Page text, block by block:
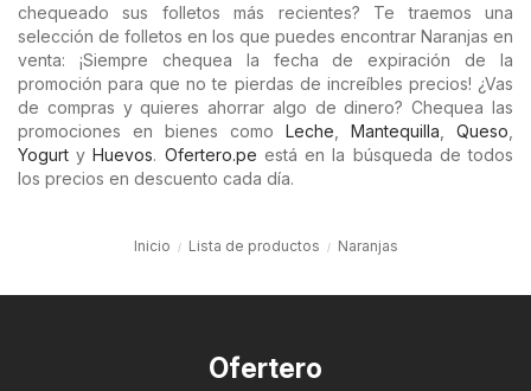
chequeado sus folletos más recientes? Te traemos una
selección de folletos en los que puedes encontrar Naranjas en
venta: ¡Siempre chequea la fecha de expiración de la
promoción para que no te pierdas de increíbles precios! ¿Vas
de compras y quieres ahorrar algo de dinero? Chequea las
promociones en bienes como Leche Mantequilla Queso
Yogurt yHuevos. Ofertero.pe está en la búsqueda de todos
los precios en descuento cada día.
Inicio Lista de productos Naranjas
Ofertero